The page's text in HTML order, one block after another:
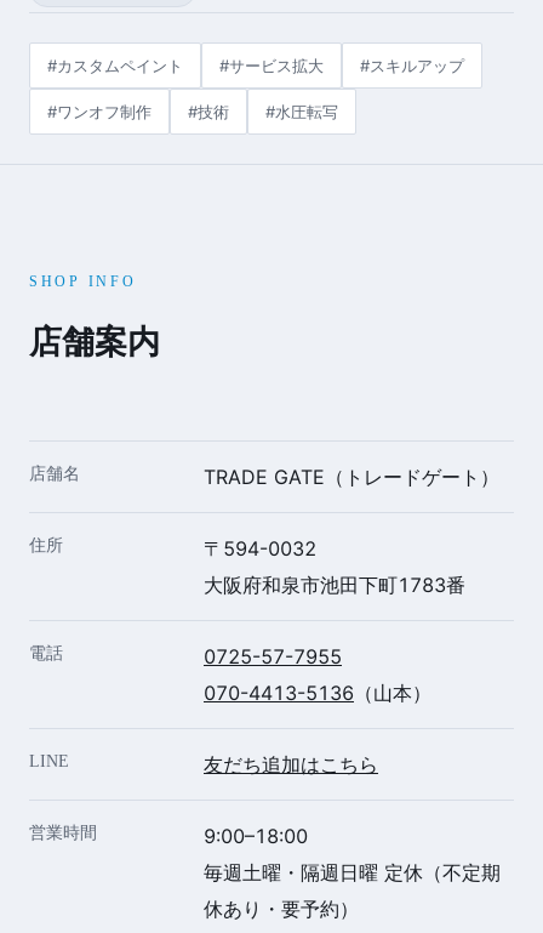
#カスタムペイント #サービス拡大 #スキルアップ
#ワンオフ制作 #技術 #水圧転写
SHOP INFO
店舗案内
店舗名 TRADE GATE（トレードゲート）
住所
〒594-0032
大阪府和泉市池田下町1783番
電話
0725-57-7955
070-4413-5136 （山本）
LINE 友だち追加はこちら
営業時間
9:00–18:00
毎週土曜・隔週日曜 定休（不定期
休あり・要予約）